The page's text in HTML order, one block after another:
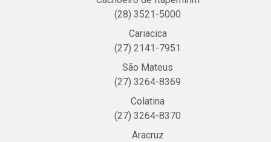
(28) 3521-5000
Cariacica
(27) 2141-7951
São Mateus
(27) 3264-8369
Colatina
(27) 3264-8370
Aracruz